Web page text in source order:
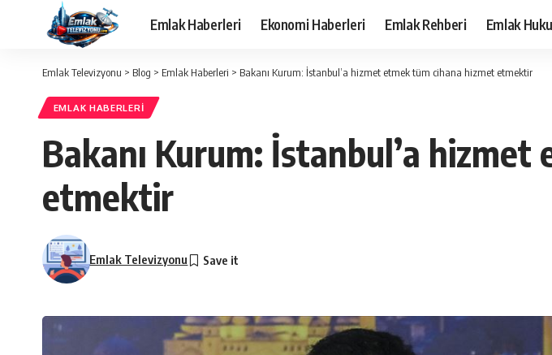
Emlak Haberleri Ekonomi Haberleri Emlak Rehberi Emlak
Emlak Televizyonu > Blog > Emlak Haberleri > Bakanı Kurum: İstanbul’a hizmet etmek tüm cihana hizmet etmektir
EMLAK HABERLERI
Bakanı Kurum: İstanbul’a
etmektir
Emlak Televizyonu